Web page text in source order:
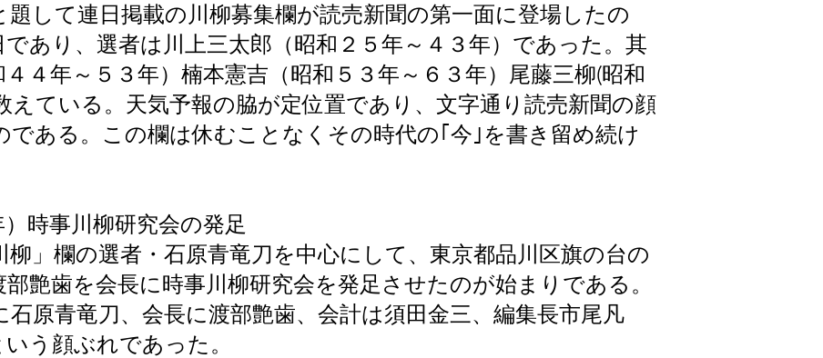
題して連日掲載の川柳募集欄が読売新聞の第一面に登場したの
あり、選者は川上三太郎（昭和２５年～４３年）であった。其
４年～５３年）楠本憲吉（昭和５３年～６３年）尾藤三柳(昭和
えている。天気予報の脇が定位置であり、文字通り読売新聞の顔
である。この欄は休むことなくその時代の｢今｣を書き留め続け
時事川柳研究会の発足
」欄の選者・石原青竜刀を中心にして、東京都品川区旗の台の
艶歯を会長に時事川柳研究会を発足させたのが始まりである。
原青竜刀、会長に渡部艶歯、会計は須田金三、編集長市尾凡
う顔ぶれであった。